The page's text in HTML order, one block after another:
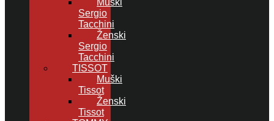
Muški
Sergio
Tacchini
Ženski
Sergio
Tacchini
TISSOT
Muški
Tissot
Ženski
Tissot